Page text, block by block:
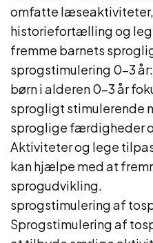
omfatte
historiefortælling og
fremme barnets
sprogstimulering 0-3
børn i alderen 0-3 år
sprogligt stimulerende
sproglige færdigheder
Aktiviteter og lege
kan hjælpe med at
sprogudvikling.
sprogstimulering af
Sprogstimulering af